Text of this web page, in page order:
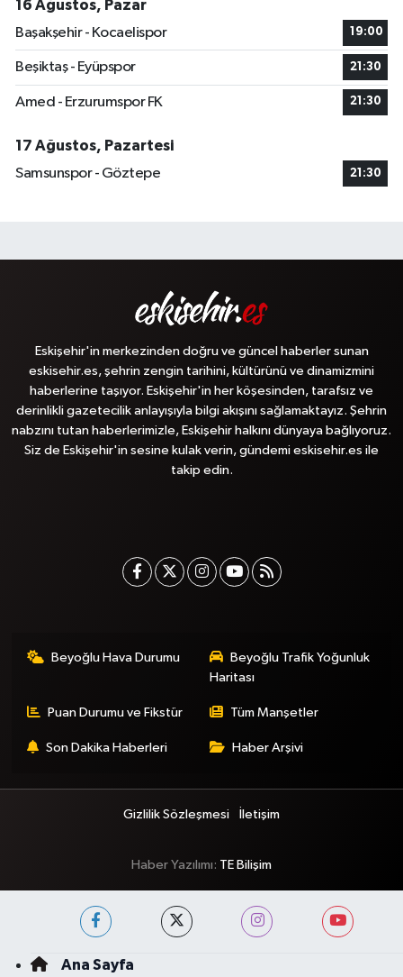
16 Ağustos, Pazar
Başakşehir - Kocaelispor
19:00
Beşiktaş - Eyüpspor 21:30
Amed - Erzurumspor FK 21:30
17 Ağustos, Pazartesi
Samsunspor - Göztepe
21:30
Eskişehir'in merkezinden doğru ve güncel haberler sunan
eskisehir.es, şehrin zengin tarihini, kültürünü ve dinamizmini
haberlerine taşıyor. Eskişehir'in her köşesinden, tarafsız ve
derinlikli gazetecilik anlayışıyla bilgi akışını sağlamaktayız. Şehrin
nabzını tutan haberlerimizle, Eskişehir halkını dünyaya bağlıyoruz.
Siz de Eskişehir'in sesine kulak verin, gündemi eskisehir.es ile
takip edin.
Beyoğlu Hava Durumu
Beyoğlu Trafik Yoğunluk
Haritası
Puan Durumu ve Fikstür Tüm Manşetler
Son Dakika Haberleri Haber Arşivi
Gizlilik Sözleşmesi İletişim
Haber Yazılımı: TE Bilişim
Ana Sayfa